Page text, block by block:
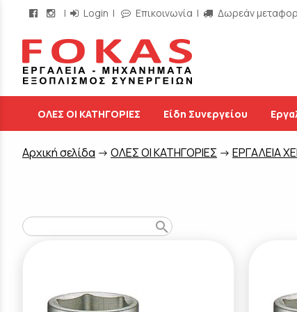
| Login | Επικοινωνία | Δωρεάν
/
ΟΛΕΣ ΟΙ ΚΑΤΗΓΟΡΙΕΣ Είδη Συνεργείου
Aρχική σελίδα -> ΟΛΕΣ ΟΙ ΚΑΤΗΓΟΡΙΕΣ -> ΕΡΓΑΛΕΙΑ
search